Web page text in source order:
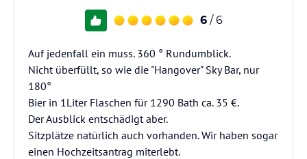
6 / 6
Auf jedenfall ein muss. 360 ° Rundumblick.
Nicht überfüllt, so wie die "Hangover" Sky Bar, nur
180°
Bier in 1Liter Flaschen für 1290 Bath ca. 35 €.
Der Ausblick entschädigt aber.
Sitzplätze natürlich auch vorhanden. Wir haben sogar
einen Hochzeitsantrag miterlebt.